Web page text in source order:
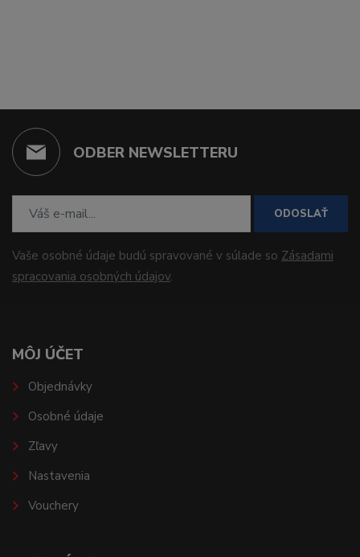
ODBER NEWSLETTERU
ODOSLAŤ
Vaše osobné údaje budú spravované v súlade so Zásadami
spracovania osobných údajov.
MÔJ ÚČET
Objednávky
Osobné údaje
Zľavy
Nastavenia
Vouchery